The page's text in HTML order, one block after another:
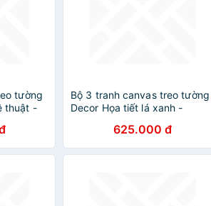
tường
thuật -
Bộ 3 tranh canvas treo tường
Decor Họa tiết lá xanh -
625.000 đ